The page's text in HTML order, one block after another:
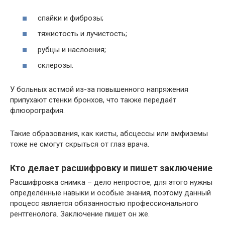
спайки и фиброзы;
тяжистость и лучистость;
рубцы и наслоения;
склерозы.
У больных астмой из-за повышенного напряжения
припухают стенки бронхов, что также передаёт
флюорография.
Такие образования, как кисты, абсцессы или эмфиземы
тоже не смогут скрыться от глаз врача.
Кто делает расшифровку и пишет заключение
Расшифровка снимка – дело непростое, для этого нужны
определённые навыки и особые знания, поэтому данный
процесс является обязанностью профессионального
рентгенолога. Заключение пишет он же.